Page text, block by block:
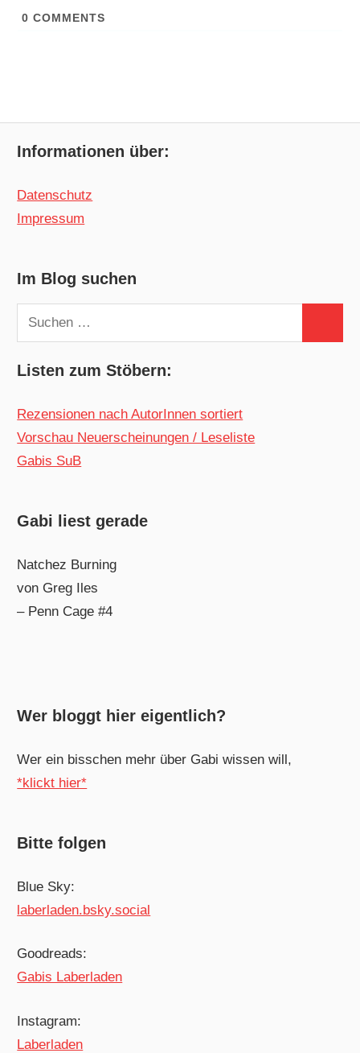
0 COMMENTS
Informationen über:
Datenschutz
Impressum
Im Blog suchen
Suchen
nach:
Listen zum Stöbern:
Rezensionen nach AutorInnen sortiert
Vorschau Neuerscheinungen / Leseliste
Gabis SuB
Gabi liest gerade
Natchez Burning
von Greg Iles
– Penn Cage #4
Wer bloggt hier eigentlich?
Wer ein bisschen mehr über Gabi wissen will,
*klickt hier*
Bitte folgen
Blue Sky:
laberladen.bsky.social
Goodreads:
Gabis Laberladen
Instagram:
Laberladen